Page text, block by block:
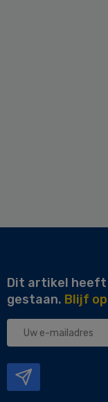
Dit artikel heeft
gestaan. Blijf
Uw